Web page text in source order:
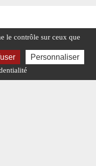
le contrôle sur ceux que
Personnaliser